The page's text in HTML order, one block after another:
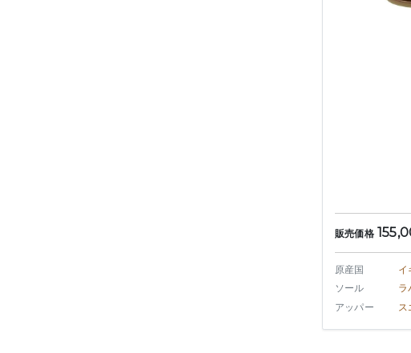
販売価格
原産国 イ
ソール
ラ
アッパー
ス